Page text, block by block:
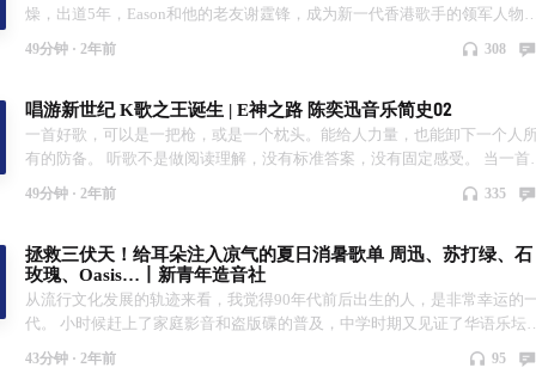
深夜 视频版延伸：B站-新青年造音社 * 策划·文案·声音·制作——叁潘 * 频道
手
燥，出道5年，Eason和他的老友谢霆锋，成为新一代香港歌手的领军人物，
是我不喜欢他的国语歌，只是时机未到。事实上陈奕迅是2000年之后为数不
的Eason，顺从着自己的渴望，作音乐，唱歌，穿衣服，说话，做陈奕迅。
有矫情的爱语，没有矫揉的演技，你一定要听听看Eason这次的改变！用你
心，用你的耳朵，顺从你自己的渴望去感受。】 这是即将发行的国语专辑
奕迅，将再次向国语市场发起冲击。 陈奕迅系列第三期，我们终于迎来了
目关键时间线： 00:00 引子 01:14 反正是我 19:12 最近国语男歌手 36:42 现
级单曲诞生 歌曲列表 * 你的背包 * 一滴眼泪 * I Never Told You * Because
You're Good To Me * 不如这样 * 我怎么可以哭 * 我也不会那样做 * 战争 *
是怀疑 * Special Thanks To 1 * 你的背包 * 谢谢侬 * 故事 * 人造卫星 * 没有
机的日子 * 世界 * 寂寞奏鸣曲 视频版延伸：B站-新青年造音社 * 策划·文案·
声音·制作——叁潘 * 频道简介：认真分享好音乐 | 流行&独立音乐杂谈 * 主
49分钟 · 2年前 308
唱游新世纪 K歌之王诞生 | E神之路 陈奕迅音乐简史02
一首好歌，可以是一把枪，或是一个枕头。能给人力量，也能卸下一个人所
有的防备。 听歌不是做阅读理解，没有标准答案，没有固定感受。 当一首歌
波传导。音乐面前，人人平等。 但一个歌手，却需要得到听众的偏爱，他的
才能被偏爱呢，这期我们继续来听陈奕迅。 他在歌曲中传达的各样情绪，就
像是不同频段的信号在空气中漫游，一次次地搜索到与之同频的人群。 音乐
和人，都不再是孤岛，而是彼此的一部分。 我是叁潘，欢迎收听，新青年
音社 本期节目关键时间线： 00:00 引子 01:37 K歌之王诞生 13:02 唱游新世
37:33 乐坛团宠 歌曲列表 * 失恋太少 * 超人的主题曲 * K歌之王 * 低等动物 *
绵绵 * Shall We Dance * Shall We Talk * 单车 * 黑暗中漫舞 * 阿司匹灵 * 打回
49分钟 · 2年前 335
拯救三伏天！给耳朵注入凉气的夏日消暑歌单 周迅、苏打绿、石
玫瑰、Oasis…丨新青年造音社
从流行文化发展的轨迹来看，我觉得90年代前后出生的人，是非常幸运的
代。 小时候赶上了家庭影音和盗版碟的普及，中学时期又见证了华语乐坛的
一种感受越来越清晰，也许我这个小小的频道，本质上就是个怀旧音乐电
43分钟 · 2年前 95